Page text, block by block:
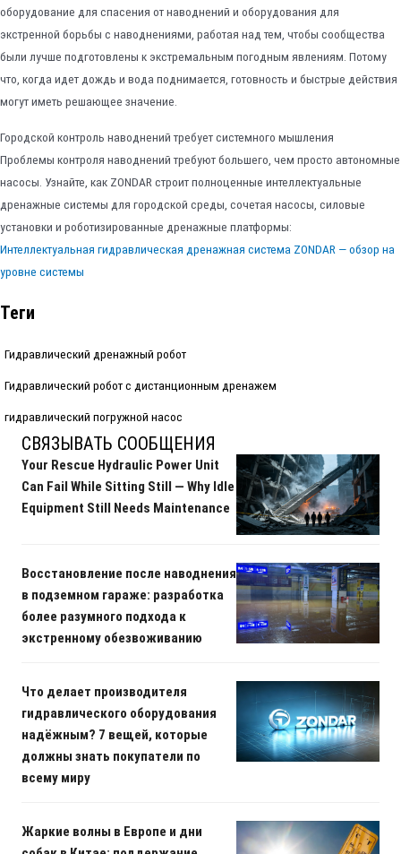
оборудование для спасения от наводнений и оборудования для
экстренной борьбы с наводнениями, работая над тем, чтобы сообщества
были лучше подготовлены к экстремальным погодным явлениям. Потому
что, когда идет дождь и вода поднимается, готовность и быстрые действия
могут иметь решающее значение.
Городской контроль наводнений требует системного мышления
Проблемы контроля наводнений требуют большего, чем просто автономные
насосы. Узнайте, как ZONDAR строит полноценные интеллектуальные
дренажные системы для городской среды, сочетая насосы, силовые
установки и роботизированные дренажные платформы:
Интеллектуальная гидравлическая дренажная система ZONDAR — обзор на
уровне системы
Теги
Гидравлический дренажный робот
Гидравлический робот с дистанционным дренажем
гидравлический погружной насос
СВЯЗЫВАТЬ СООБЩЕНИЯ
Your Rescue Hydraulic Power Unit
Can Fail While Sitting Still — Why Idle
Equipment Still Needs Maintenance
Восстановление после наводнения
в подземном гараже: разработка
более разумного подхода к
экстренному обезвоживанию
Что делает производителя
гидравлического оборудования
надёжным? 7 вещей, которые
должны знать покупатели по
всему миру
Жаркие волны в Европе и дни